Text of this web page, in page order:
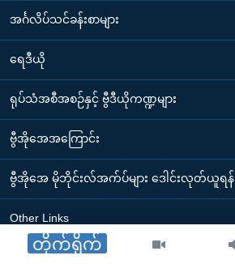
တိုက်ရိုက်
အင်္ဂလိပ်သင်ခန်းစာများ
ရေဒီယို
ရုပ်သံအစီအစဉ်နှင့် ဗွီဒီယိုကဏ္ဍများ
ဗွီအိုအေအကြောင်း
ဗွီအိုအေ မိုဘိုင်းလ်အက်ပ်များ ဒေါင်းလုတ်ယူရန်
Other Links